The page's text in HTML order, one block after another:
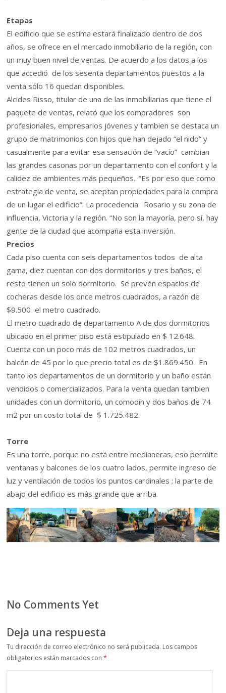
Etapas
El edificio que se estima estará finalizado dentro de dos
años, se ofrece en el mercado inmobiliario de la región, con
un muy buen nivel de ventas. De acuerdo a los datos a los
que accedió de los sesenta departamentos puestos a la
venta sólo 16 quedan disponibles.
Alcides Risso, titular de una de las inmobiliarias que tiene el
paquete de ventas, relató que los compradores son
profesionales, empresarios jóvenes y tambien se destaca un
grupo de matrimonios con hijos que han dejado “el nido” y
casualmente para evitar esa sensación de “vacío” cambian
las grandes casonas por un departamento con el confort y la
calidez de ambientes más pequeños. ·”Es por eso que como
estrategia de venta, se aceptan propiedades para la compra
de un lugar el edificio”. La procedencia: Rosario y su zona de
influencia, Victoria y la región. “No son la mayoría, pero sí, hay
gente de la ciudad que acompaña esta inversión.
Precios
Cada piso cuenta con seis departamentos todos de alta
gama, diez cuentan con dos dormitorios y tres baños, el
resto tienen un solo dormitorio. Se prevén espacios de
cocheras desde los once metros cuadrados, a razón de
$9.500 el metro cuadrado.
El metro cuadrado de departamento A de dos dormitorios
ubicado en el primer piso está estipulado en $ 12.648.
Cuenta con un poco más de 102 metros cuadrados, un
balcón de 45 por lo que precio total es de $1.869.450. En
tanto los departamentos de un dormitorio y un baño están
vendidos o comercializados. Para la venta quedan tambien
unidades con un dormitorio, un comodín y dos baños de 74
m2 por un costo total de $ 1.725.482.
Torre
Es una torre, porque no está entre medianeras, eso permite
ventanas y balcones de los cuatro lados, permite ingreso de
luz y ventilación de todos los puntos cardinales ; la parte de
abajo del edificio es más grande que arriba.
No Comments Yet
Deja una respuesta
Tu dirección de correo electrónico no será publicada. Los campos
obligatorios están marcados con*